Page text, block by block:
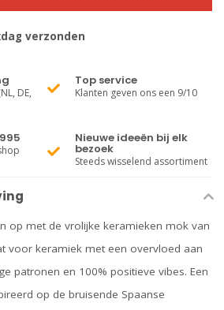
verzonden
DE,
Top service
Klanten geven ons een 9/10
Nieuwe ideeën bij elk
bezoek
Steeds wisselend assortiment
op met de vrolijke keramieken mok van
voor keramiek met een overvloed aan
patronen en 100% positieve vibes. Een
op de bruisende Spaanse